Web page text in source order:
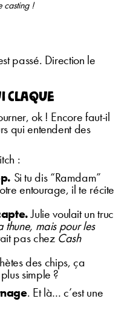
casting !
passé. Direction le
claque
ok ! Encore faut-il
qui entendent des
:
Si tu dis “Ramdam”
entourage, il te récite
Julie voulait un truc
thune, mais pour les
pas chez Cash
des chips, ça
simple ?
. Et là… c’est une